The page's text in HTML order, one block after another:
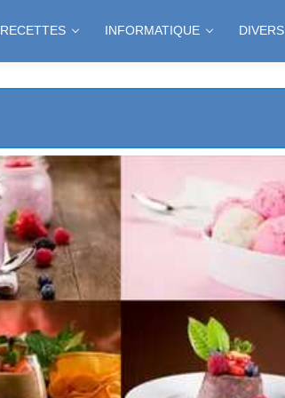
RECETTES INFORMATIQUE DIVERS